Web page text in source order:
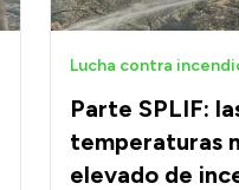
Parte SPLIF:
temperaturas
elevado de
Lucha contra